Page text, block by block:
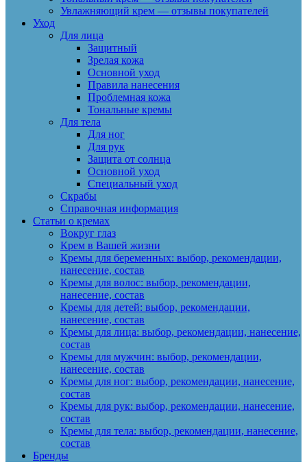
Увлажняющий крем — отзывы покупателей
Уход
Для лица
Защитный
Зрелая кожа
Основной уход
Правила нанесения
Проблемная кожа
Тональные кремы
Для тела
Для ног
Для рук
Защита от солнца
Основной уход
Специальный уход
Скрабы
Справочная информация
Статьи о кремах
Вокруг глаз
Крем в Вашей жизни
Кремы для беременных: выбор, рекомендации,
нанесение, состав
Кремы для волос: выбор, рекомендации,
нанесение, состав
Кремы для детей: выбор, рекомендации,
нанесение, состав
Кремы для лица: выбор, рекомендации, нанесение,
состав
Кремы для мужчин: выбор, рекомендации,
нанесение, состав
Кремы для ног: выбор, рекомендации, нанесение,
состав
Кремы для рук: выбор, рекомендации, нанесение,
состав
Кремы для тела: выбор, рекомендации, нанесение,
состав
Бренды